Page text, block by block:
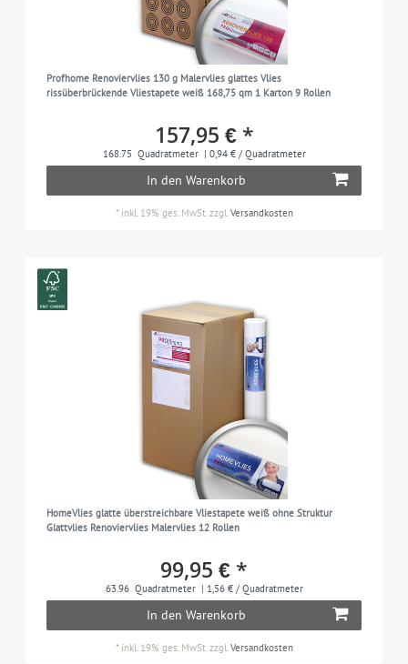
Profhome Renoviervlies 130 g Malervlies glattes Vlies
rissüberbrückende Vliestapete weiß 168,75 qm 1 Karton 9 Rollen
157,95 € *
168.75 Quadratmeter | 0,94 € / Quadratmeter
In den Warenkorb
* inkl. 19% ges. MwSt.zzgl.Versandkosten
HomeVlies glatte überstreichbare Vliestapete weiß ohne Struktur
Glattvlies Renoviervlies Malervlies 12 Rollen
99,95 € *
63.96 Quadratmeter | 1,56 € / Quadratmeter
In den Warenkorb
* inkl. 19% ges. MwSt.zzgl.Versandkosten